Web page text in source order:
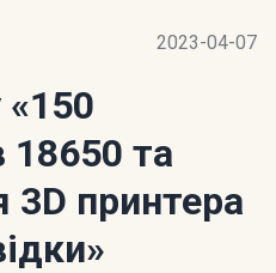
2023-04-07
«150
18650 та
3D принтера